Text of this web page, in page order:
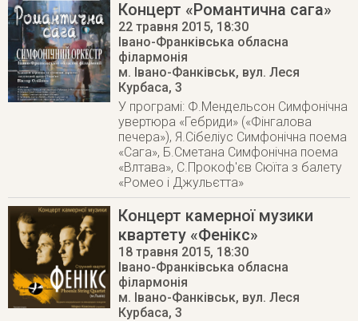
Концерт «Романтична сага»
22 травня 2015, 18:30
Івано-Франківська обласна
філармонія
м. Івано-Фанківськ, вул. Леся
Курбаса, 3
У програмі: Ф.Мендельсон Симфонічна
увертюра «Гебриди» («Фінгалова
печера»), Я.Сібеліус Симфонічна поема
«Сага», Б.Сметана Cимфонічна поема
«Влтава», С.Прокоф'єв Сюїта з балету
«Ромео і Джульєтта»
Концерт камерної музики
квартету «Фенікс»
18 травня 2015, 18:30
Івано-Франківська обласна
філармонія
м. Івано-Фанківськ, вул. Леся
Курбаса, 3